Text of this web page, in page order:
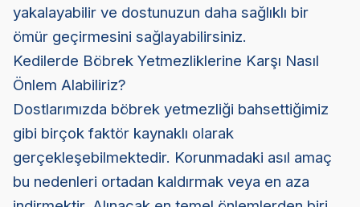
yakalayabilir ve dostunuzun daha sağlıklı bir
ömür geçirmesini sağlayabilirsiniz.
Kedilerde Böbrek Yetmezliklerine Karşı Nasıl
Önlem Alabiliriz?
Dostlarımızda böbrek yetmezliği bahsettiğimiz
gibi birçok faktör kaynaklı olarak
gerçekleşebilmektedir. Korunmadaki asıl amaç
bu nedenleri ortadan kaldırmak veya en aza